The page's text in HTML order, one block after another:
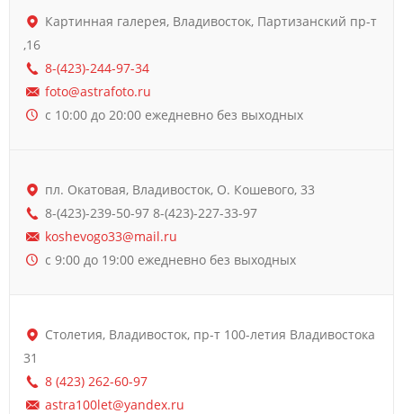
Картинная галерея, Владивосток, Партизанский пр-т
,16
8-(423)-244-97-34
foto@astrafoto.ru
с 10:00 до 20:00 ежедневно без выходных
пл. Окатовая, Владивосток, О. Кошевого, 33
8-(423)-239-50-97 8-(423)-227-33-97
koshevogo33@mail.ru
с 9:00 до 19:00 ежедневно без выходных
Столетия, Владивосток, пр-т 100-летия Владивостока
31
8 (423) 262-60-97
astra100let@yandex.ru